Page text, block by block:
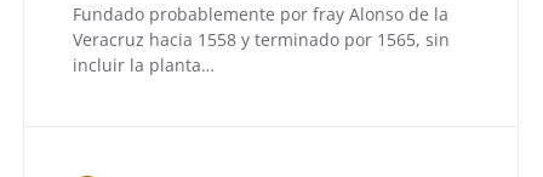
Fundado probablemente por fray Alonso de la
Veracruz hacia 1558 y terminado por 1565, sin
incluir la planta…